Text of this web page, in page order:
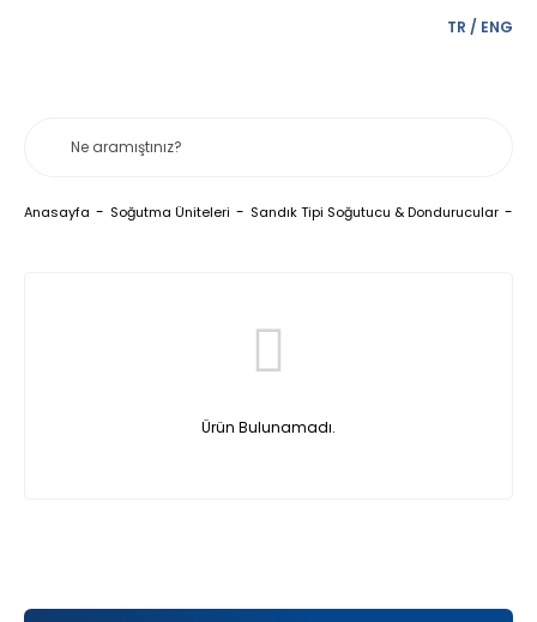
TR / ENG
Anasayfa Soğutma Üniteleri Sandık Tipi Soğutucu & Dondurucular
Ürün Bulunamadı.